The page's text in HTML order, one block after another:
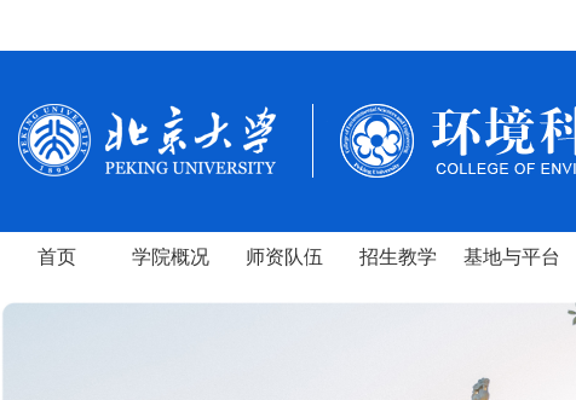
首页 学院概况 师资队伍 招生教学 基地与平台